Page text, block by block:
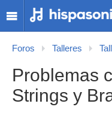
Foros Talleres
Problemas
Strings y